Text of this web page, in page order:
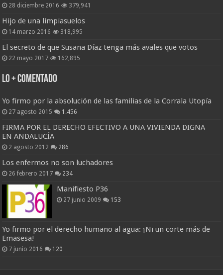
28 diciembre 2016 379,941
Hijo de una limpiasuelos
14 marzo 2016 318,995
El secreto de que Susana Díaz tenga más avales que votos
22 mayo 2017 162,895
Lo + Comentado
Yo firmo por la absolución de las familias de la Corrala Utopía
27 agosto 2015 1.456
FIRMA POR EL DERECHO EFECTIVO A UNA VIVIENDA DIGNA
EN ANDALUCÍA
2 agosto 2012 286
Los enfermos no son luchadores
26 febrero 2017 234
Manifiesto P36
27 junio 2009 153
Yo firmo por el derecho humano al agua: ¡Ni un corte más de
Emasesa!
7 junio 2016 120